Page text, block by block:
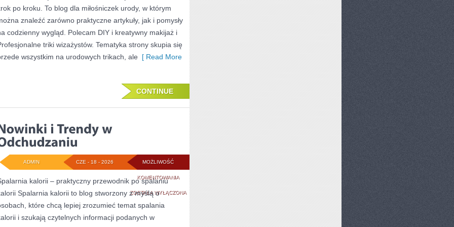
po kroku. To blog dla miłośniczek urody, w którym
znaleźć zarówno praktyczne artykuły, jak i pomysły
codzienny wygląd. Polecam DIY i kreatywny makijaż i
triki wizażystów. Tematyka strony skupia się
wszystkim na urodowych trikach, ale [ Read More
CONTINUE
MOŻLIWOŚĆ
KOMENTOWANIANOWINKI
I
TRENDY
ZOSTAŁA WYŁĄCZONA
CZE - 18 - 2026
ADMIN
kalorii – praktyczny przewodnik po spalaniu
Spalarnia kalorii to blog stworzony z myślą o
które chcą lepiej zrozumieć temat spalania
i szukają czytelnych informacji podanych w